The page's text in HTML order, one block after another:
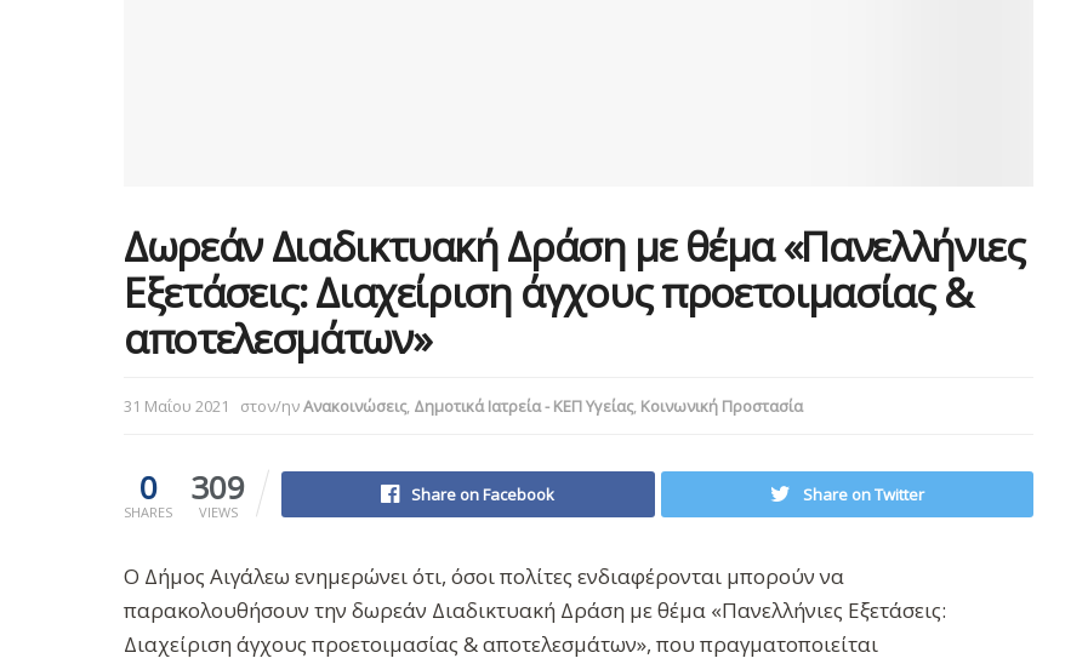
Δωρεάν Διαδικτυακή Δράση με θέμα «Πανελλήνιες
Εξετάσεις: Διαχείριση άγχους προετοιμασίας &
αποτελεσμάτων»
31 Μαΐου 2021 στον/ηνΑνακοινώσεις, Δημοτικά Ιατρεία - ΚΕΠ Υγείας, Κοινωνική Προστασία
0
SHARES
309
VIEWS
Share on Facebook Share on Twitter
Ο Δήμος Αιγάλεω ενημερώνει ότι, όσοι πολίτες ενδιαφέρονται μπορούν να
παρακολουθήσουν την δωρεάν Διαδικτυακή Δράση με θέμα «Πανελλήνιες Εξετάσεις:
Διαχείριση άγχους προετοιμασίας & αποτελεσμάτων», που πραγματοποιείται